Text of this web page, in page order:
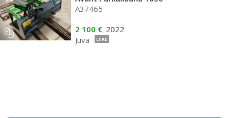
A37465
2 100 €, 2022
Juva
LIIKE